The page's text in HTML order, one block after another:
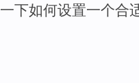
一下如何设置一个合